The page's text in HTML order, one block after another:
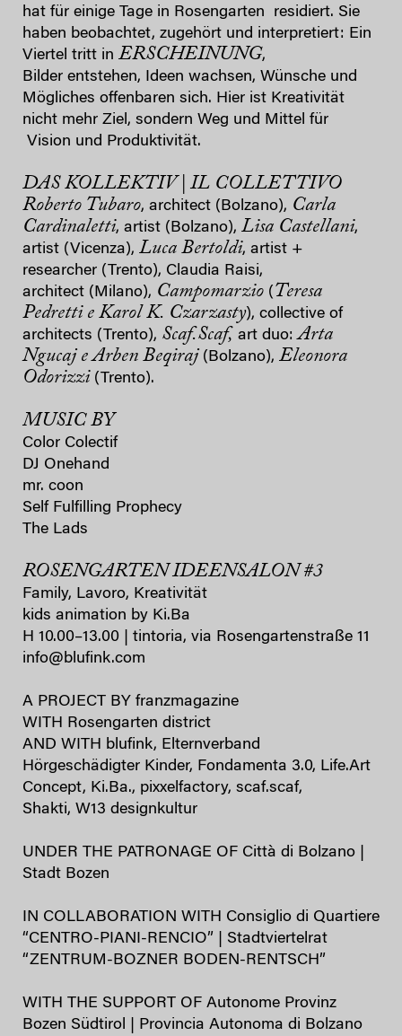
hat für einige Tage in Rosengarten residiert. Sie
haben beobachtet, zugehört und interpretiert: Ein
Viertel tritt in ERSCHEINUNG,
Bilder entstehen, Ideen wachsen, Wünsche und
Mögliches offenbaren sich. Hier ist Kreativität
nicht mehr Ziel, sondern Weg und Mittel für
Vision und Produktivität.
DAS KOLLEKTIV | IL COLLETTIVO
Roberto Tubaro, architect (Bolzano), Carla
Cardinaletti, artist (Bolzano), Lisa Castellani,
artist (Vicenza), Luca Bertoldi, artist +
researcher (Trento), Claudia Raisi,
architect (Milano), Campomarzio ( Teresa
Pedretti e Karol K. Czarzasty), collective of
architects (Trento), Scaf.Scaf, art duo:Arta
Ngucaj e Arben Beqiraj (Bolzano), Eleonora
Odorizzi (Trento).
MUSIC BY
Color Colectif
DJ Onehand
mr. coon
Self Fulfilling Prophecy
The Lads
ROSENGARTEN IDEENSALON #3
Family, Lavoro, Kreativität
kids animation by Ki.Ba
H 10.00–13.00 | tintoria, via Rosengartenstraße 11
info@blufink.com
A PROJECT BY franzmagazine
WITH Rosengarten district
AND WITH blufink, Elternverband
Hörgeschädigter Kinder, Fondamenta 3.0, Life.Art
Concept, Ki.Ba., pixxelfactory, scaf.scaf,
Shakti, W13 designkultur
UNDER THE PATRONAGE OF Città di Bolzano |
Stadt Bozen
IN COLLABORATION WITH Consiglio di Quartiere
“CENTRO-PIANI-RENCIO” | Stadtviertelrat
“ZENTRUM-BOZNER BODEN-RENTSCH”
WITH THE SUPPORT OF Autonome Provinz
Bozen Südtirol | Provincia Autonoma di Bolzano